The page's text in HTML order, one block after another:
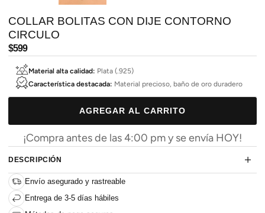
COLLAR BOLITAS CON DIJE CONTORNO
CIRCULO
Precio
habitual
$599
Material alta calidad: Plata (.925)
Característica destacada: Material precioso, baño de oro duradero
AGREGAR AL CARRITO
¡Compra antes de las 4:00 pm y se envía HOY!
DESCRIPCIÓN
Envío asegurado y rastreable
Entrega de 3-5 días hábiles